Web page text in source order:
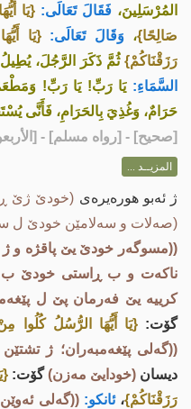
المُرْسَلِينَ، فَقَالَ تَعَالَى: {يَا
صَالِحًا}، وَقَالَ تَعَالَى: {يَا
رَزَقْنَاكُمْ}ثُمَّ ذَكَرَ الرَّجُلَ،
السَّمَاءِ: يَا رَبِّ! يَا رَبِّ!
حَرَامٌ، وَغُذِيَ بِالحَرَامِ، فَأَنَّى
[صحيح] - [رواه مسلم] - [الأربعون
المزيــد ...
ژ ئه‌بو هوره‌یره‌ی (خودێ ژێ
(صه‌لات و سه‌لامێن خودێ ل
((مسوگه‌ر خودێ یێ پاقژە و ژ
ناکەت و ب ڕاستی خودێ ب
کرییە یێ فەرمان پێ ل
گۆت:{يَا أَيُّهَا الرُّسُلُ كُلُوا
((گه‌لی پێغەمبەران؛ ژ
دیسان(خودایێ مه‌زن)گۆت:
رَزَقْنَاكُمْ}، ئانكو: ((گه‌لی ئەوێن